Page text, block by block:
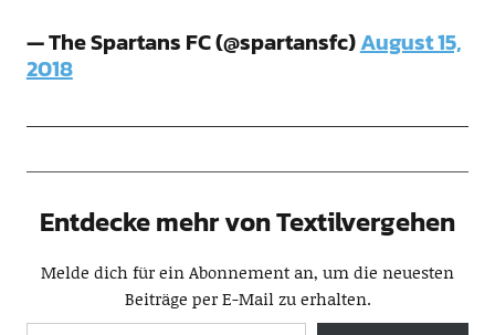
— The Spartans FC (@spartansfc)August 15,
2018
Entdecke mehr von Textilvergehen
Melde dich für ein Abonnement an, um die neuesten
Beiträge per E-Mail zu erhalten.